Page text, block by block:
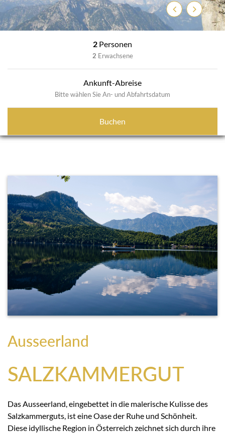
Previous
Next
2 Personen
2 Erwachsene
Ankunft-Abreise
Bitte wählen Sie An- und Abfahrtsdatum
Buchen
Ausseerland
SALZKAMMERGUT
Das Ausseerland, eingebettet in die malerische Kulisse des
Salzkammerguts, ist eine Oase der Ruhe und Schönheit.
Diese idyllische Region in Österreich zeichnet sich durch ihre